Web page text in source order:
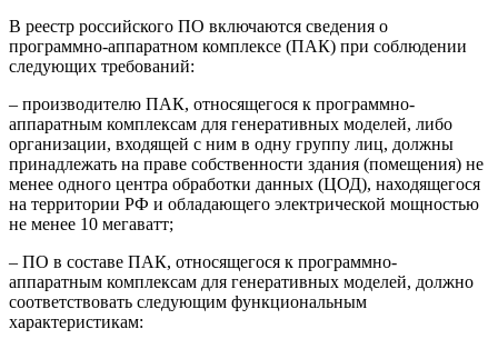
В реестр российского ПО включаются сведения о
программно-аппаратном комплексе (ПАК) при соблюдении
следующих требований:
– производителю ПАК, относящегося к программно-
аппаратным комплексам для генеративных моделей, либо
организации, входящей с ним в одну группу лиц, должны
принадлежать на праве собственности здания (помещения) не
менее одного центра обработки данных (ЦОД), находящегося
на территории РФ и обладающего электрической мощностью
не менее 10 мегаватт;
– ПО в составе ПАК, относящегося к программно-
аппаратным комплексам для генеративных моделей, должно
соответствовать следующим функциональным
характеристикам: